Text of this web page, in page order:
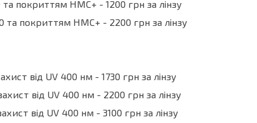
покриттям HMC+ - 1200 грн за лінзу
та покриттям HMC+ - 2200 грн за лінзу
від UV 400 нм - 1730 грн за лінзу
від UV 400 нм - 2200 грн за лінзу
від UV 400 нм - 3100 грн за лінзу